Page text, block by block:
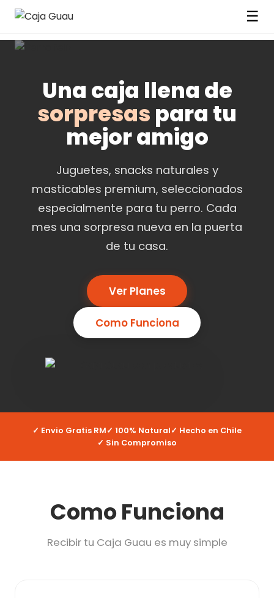
☰
Una caja llena de
sorpresas para tu
mejor amigo
Juguetes, snacks naturales y
masticables premium, seleccionados
especialmente para tu perro. Cada
mes una sorpresa nueva en la puerta
de tu casa.
Ver Planes
Como Funciona
✓ Envio Gratis RM✓ 100% Natural✓ Hecho en Chile
✓ Sin Compromiso
Como Funciona
Recibir tu Caja Guau es muy simple